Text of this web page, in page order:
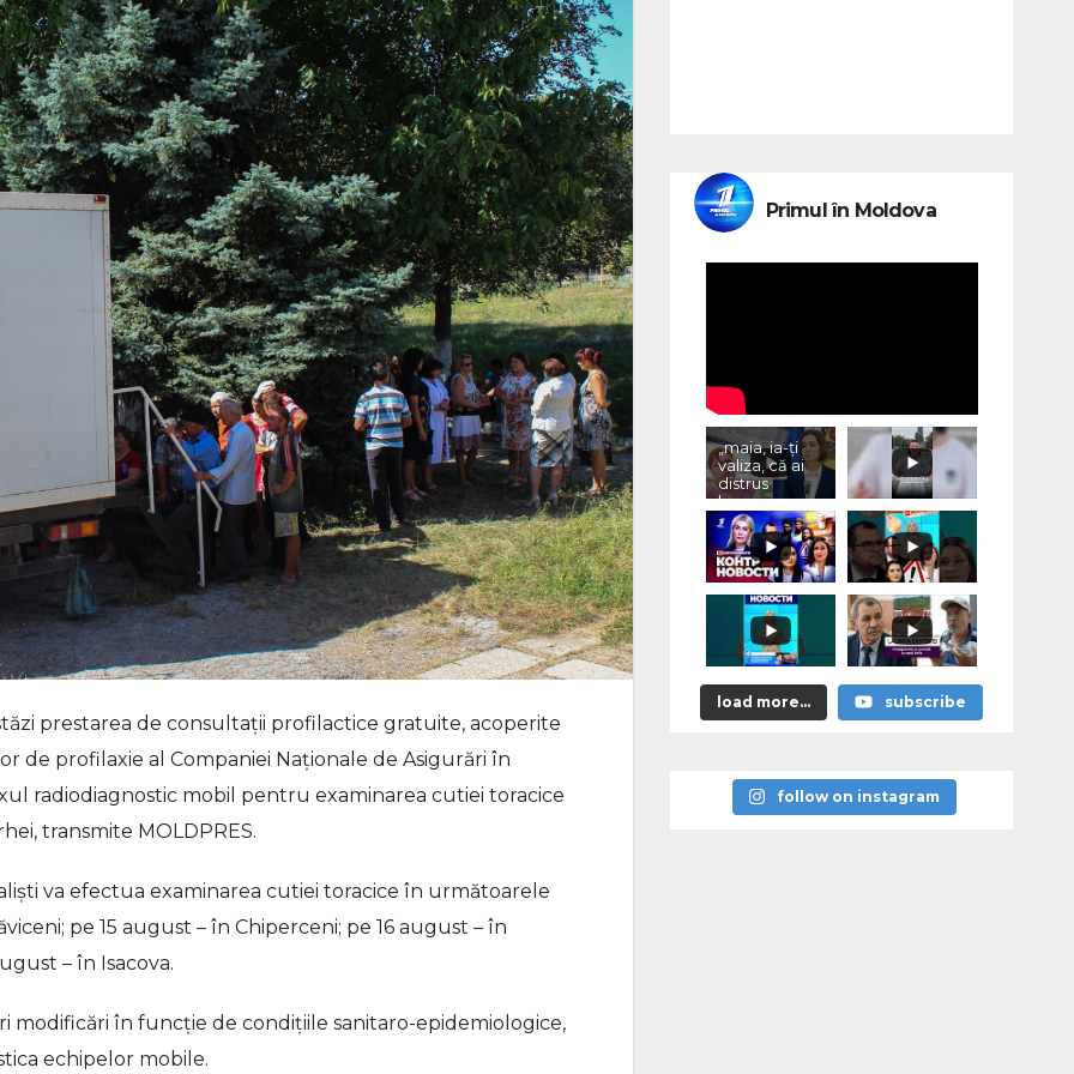
prestarea de consultații profilactice gratuite, acoperite
de profilaxie al Companiei Naţionale de Asigurări în
radiodiagnostic mobil pentru examinarea cutiei toracice
transmite MOLDPRES.
va efectua examinarea cutiei toracice în următoarele
pe 15 august – în Chiperceni; pe 16 august – în
– în Isacova.
în funcție de condițiile sanitaro-epidemiologice,
echipelor mobile.
Primul în Moldova
„maia, ia-ți
valiza, că ai
distrus
lumea, cu
«vremurile
astea bune”
load more... subscribe
follow on instagram